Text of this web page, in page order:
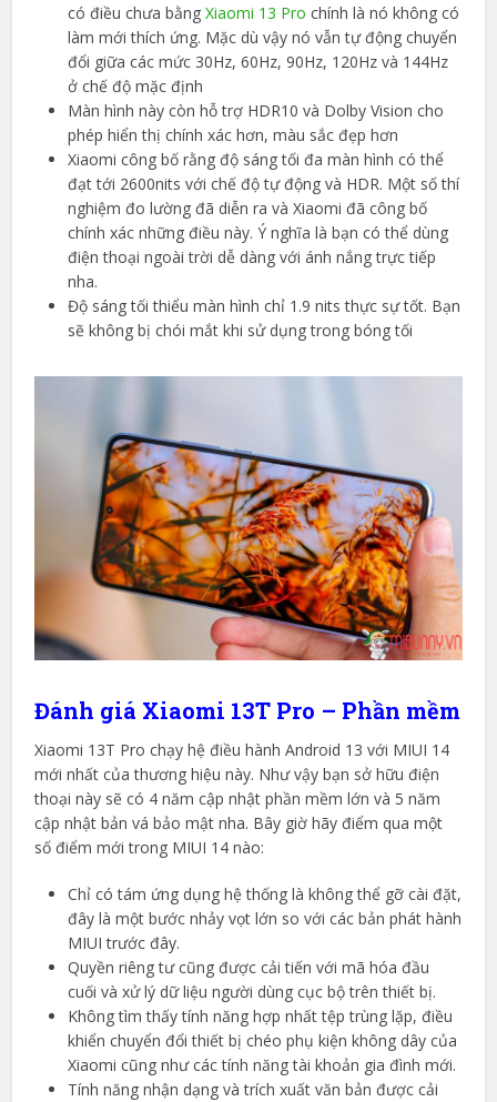
có điều chưa bằngXiaomi 13 Pro chính là nó không có
làm mới thích ứng. Mặc dù vậy nó vẫn tự động chuyển
đổi giữa các mức 30Hz, 60Hz, 90Hz, 120Hz và 144Hz
ở chế độ mặc định
Màn hình này còn hỗ trợ HDR10 và Dolby Vision cho
phép hiển thị chính xác hơn, màu sắc đẹp hơn
Xiaomi công bố rằng độ sáng tối đa màn hình có thể
đạt tới 2600nits với chế độ tự động và HDR. Một số thí
nghiệm đo lường đã diễn ra và Xiaomi đã công bố
chính xác những điều này. Ý nghĩa là bạn có thể dùng
điện thoại ngoài trời dễ dàng với ánh nắng trực tiếp
nha.
Độ sáng tối thiểu màn hình chỉ 1.9 nits thực sự tốt. Bạn
sẽ không bị chói mắt khi sử dụng trong bóng tối
Đánh giá Xiaomi 13T Pro – Phần mềm
Xiaomi 13T Pro chạy hệ điều hành Android 13 với MIUI 14
mới nhất của thương hiệu này. Như vậy bạn sở hữu điện
thoại này sẽ có 4 năm cập nhật phần mềm lớn và 5 năm
cập nhật bản vá bảo mật nha. Bây giờ hãy điểm qua một
số điểm mới trong MIUI 14 nào:
Chỉ có tám ứng dụng hệ thống là không thể gỡ cài đặt,
đây là một bước nhảy vọt lớn so với các bản phát hành
MIUI trước đây.
Quyền riêng tư cũng được cải tiến với mã hóa đầu
cuối và xử lý dữ liệu người dùng cục bộ trên thiết bị.
Không tìm thấy tính năng hợp nhất tệp trùng lặp, điều
khiển chuyển đổi thiết bị chéo phụ kiện không dây của
Xiaomi cũng như các tính năng tài khoản gia đình mới.
Tính năng nhận dạng và trích xuất văn bản được cải